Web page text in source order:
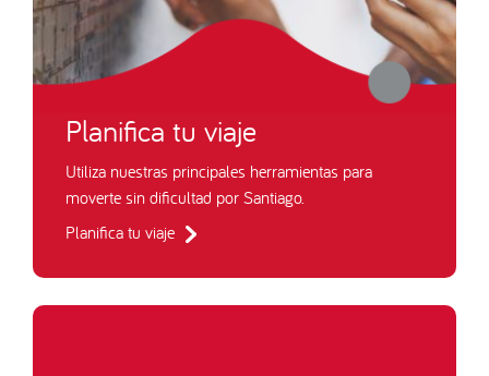
Planifica tu viaje
Utiliza nuestras principales herramientas para
moverte sin dificultad por Santiago.
Planifica tu viaje